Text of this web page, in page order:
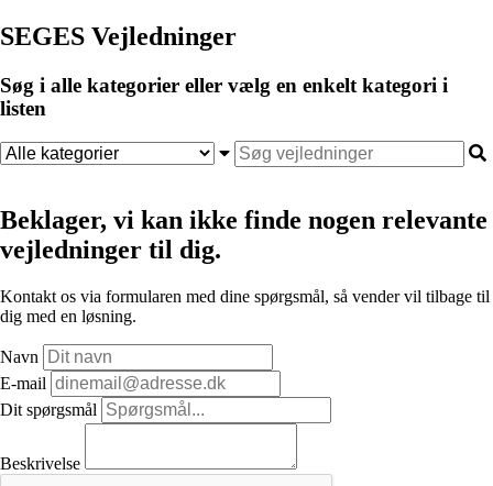
SEGES Vejledninger
Søg i alle kategorier eller vælg en enkelt kategori i
listen
Beklager, vi kan ikke finde nogen relevante
vejledninger til dig.
Kontakt os via formularen med dine spørgsmål, så vender vil tilbage til
dig med en løsning.
Navn
E-mail
Dit spørgsmål
Beskrivelse